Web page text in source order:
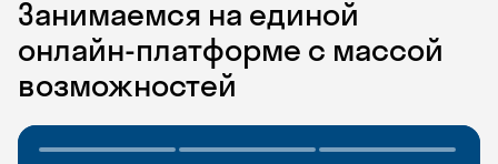
Занимаемся на единой
онлайн-платформе с массой
возможностей